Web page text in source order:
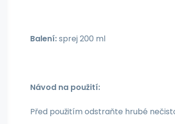
Balení:sprej 200 ml
Návod na použití:
Před použitím odstraňte hrubé